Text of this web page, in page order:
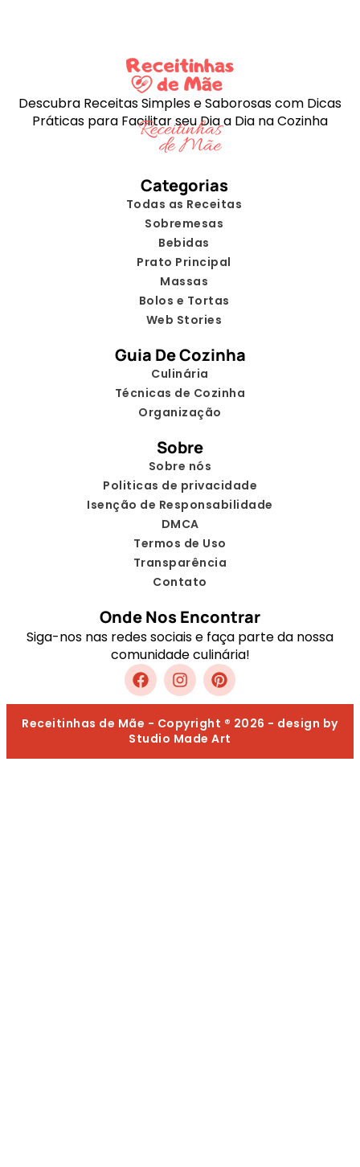
Descubra Receitas Simples e Saborosas com Dicas
Práticas para Facilitar seu Dia a Dia na Cozinha
Categorias
Todas as Receitas
Sobremesas
Bebidas
Prato Principal
Massas
Bolos e Tortas
Web Stories
Guia De Cozinha
Culinária
Técnicas de Cozinha
Organização
Sobre
Sobre nós
Politicas de privacidade
Isenção de Responsabilidade
DMCA
Termos de Uso
Transparência
Contato
Onde Nos Encontrar
Siga-nos nas redes sociais e faça parte da nossa
comunidade culinária!
Receitinhas de Mãe - Copyright ® 2026 - design by
Studio Made Art